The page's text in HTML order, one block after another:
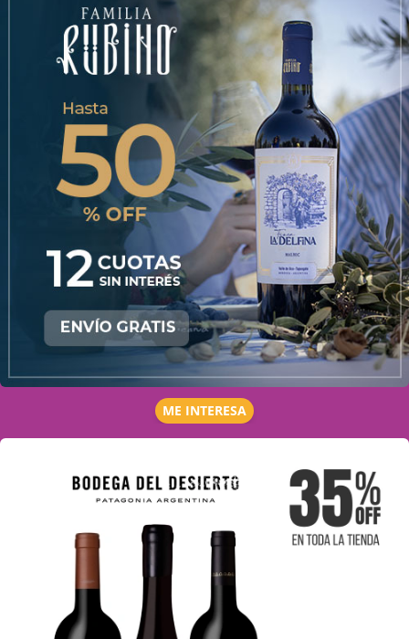
ME INTERESA